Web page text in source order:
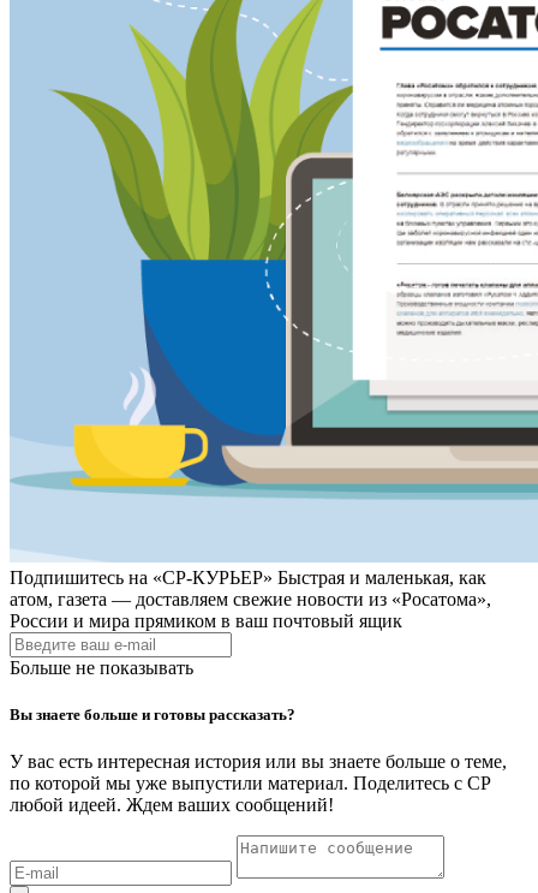
Подпишитесь на «СР-КУРЬЕР» Быстрая и маленькая, как
атом, газета — доставляем свежие новости из «Росатома»,
России и мира прямиком в ваш почтовый ящик
Больше не показывать
Вы знаете больше и готовы рассказать?
У вас есть интересная история или вы знаете больше о теме,
по которой мы уже выпустили материал. Поделитесь с СР
любой идеей. Ждем ваших сообщений!